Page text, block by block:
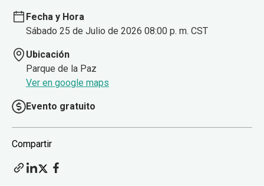
Fecha y Hora
Sábado 25 de Julio de 2026 08:00 p. m. CST
Ubicación
Parque de la Paz
Ver en google maps
Evento gratuito
Compartir